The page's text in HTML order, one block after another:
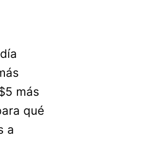
más
qué
a